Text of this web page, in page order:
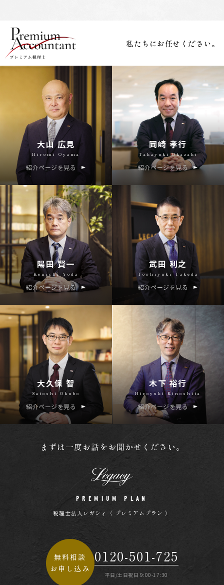
私たちにお任せください。
大山 広見
Hiromi Oyama
紹介ページを見る
岡崎 孝行
Takayuki Okazaki
紹介ページを見る
陽田 賢一
Kenichi Yoda
紹介ページを見る
武田 利之
Toshiyuki Takeda
紹介ページを見る
大久保 智
Satoshi Okubo
紹介ページを見る
木下 裕行
Hiroyuki Kinoshita
紹介ページを見る
まずは一度お話をお聞かせください。
PREMIUM PLAN
税理士法人レガシィ〈 プレミアムプラン 〉
無料相談
お申し込み
0120-501-725
平日/土日祝日 9:00-17:30